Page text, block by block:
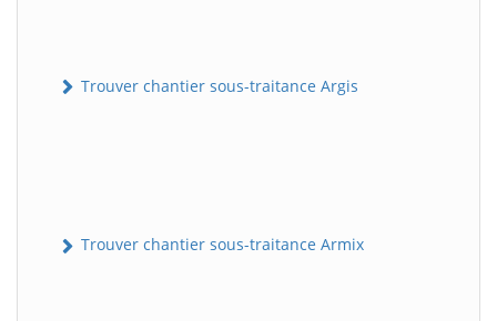
Trouver chantier sous-traitance Argis
Trouver chantier sous-traitance Armix